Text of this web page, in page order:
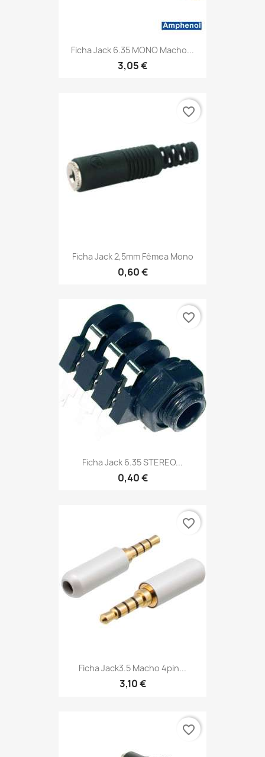
Ficha Jack 6.35 MONO Macho...
3,05 €
Ficha Jack 2,5mm Fêmea Mono
0,60 €
favorite_border
Ficha Jack 6.35 STEREO...
0,40 €
favorite_border
Ficha Jack3.5 Macho 4pin...
3,10 €
favorite_border
favorite_border